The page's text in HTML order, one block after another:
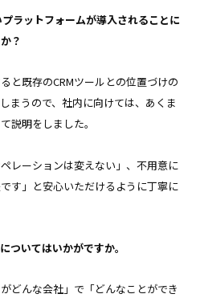
ラットフォームが導入されることに
？
と既存のCRMツールとの位置づけの
まうので、社内に向けては、あくま
説明をしました。
レーションは変えない」、不用意に
す」と安心いただけるように丁寧に
いてはいかがですか。
どんな会社」で「どんなことができ